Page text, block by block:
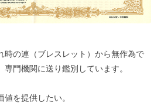
時の連（ブレスレット）から無作為で
門機関に送り鑑別しています。
を提供したい。